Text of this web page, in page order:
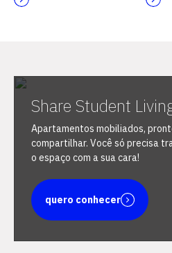
Share Student
Apartamentos mobiliados,
compartilhar. Você só precisa
o espaço com a sua cara!
quero conhecer
Escolha a
quer
vagas para
vagas a partir do